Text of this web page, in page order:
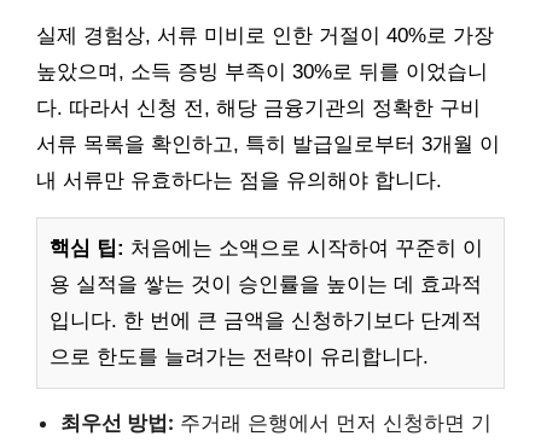
실제 경험상, 서류 미비로 인한 거절이 40%로 가장
높았으며, 소득 증빙 부족이 30%로 뒤를 이었습니
다. 따라서 신청 전, 해당 금융기관의 정확한 구비
서류 목록을 확인하고, 특히 발급일로부터 3개월 이
내 서류만 유효하다는 점을 유의해야 합니다.
핵심 팁: 처음에는 소액으로 시작하여 꾸준히 이
용 실적을 쌓는 것이 승인률을 높이는 데 효과적
입니다. 한 번에 큰 금액을 신청하기보다 단계적
으로 한도를 늘려가는 전략이 유리합니다.
최우선 방법: 주거래 은행에서 먼저 신청하면 기